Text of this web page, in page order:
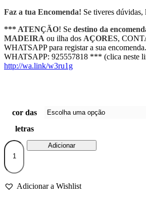
Faz a tua Encomenda! Se tiveres dúvidas,
*** ATENÇÃO! Se destino da
MADEIRA ou ilha dos AÇORES,
WHATSAPP para registar a sua encomenda.
WHATSAPP: 925557818 *** (clica neste
http://wa.link/w3ru1g
cor das
letras
Quantidade
Bolsa
média
de
Adicionar
Adicionar a Wishlist